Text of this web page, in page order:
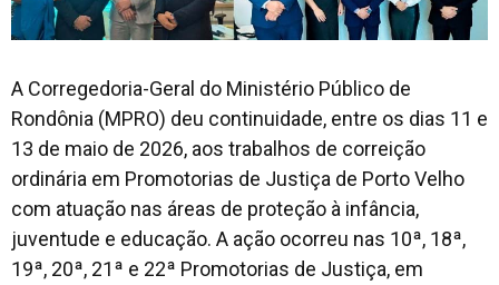
A Corregedoria-Geral do Ministério Público de
Rondônia (MPRO) deu continuidade, entre os dias 11 e
13 de maio de 2026, aos trabalhos de correição
ordinária em Promotorias de Justiça de Porto Velho
com atuação nas áreas de proteção à infância,
juventude e educação. A ação ocorreu nas 10ª, 18ª,
19ª, 20ª, 21ª e 22ª Promotorias de Justiça, em